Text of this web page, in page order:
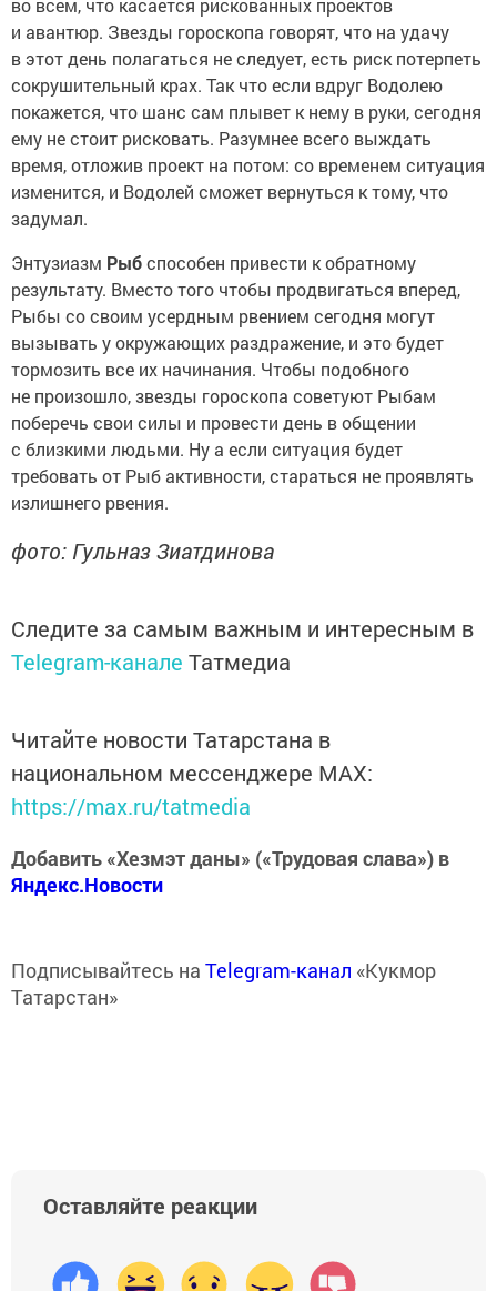
во всем, что касается рискованных проектов
и авантюр. Звезды гороскопа говорят, что на удачу
в этот день полагаться не следует, есть риск потерпеть
сокрушительный крах. Так что если вдруг Водолею
покажется, что шанс сам плывет к нему в руки, сегодня
ему не стоит рисковать. Разумнее всего выждать
время, отложив проект на потом: со временем ситуация
изменится, и Водолей сможет вернуться к тому, что
задумал.
Энтузиазм Рыбспособен привести к обратному
результату. Вместо того чтобы продвигаться вперед,
Рыбы со своим усердным рвением сегодня могут
вызывать у окружающих раздражение, и это будет
тормозить все их начинания. Чтобы подобного
не произошло, звезды гороскопа советуют Рыбам
поберечь свои силы и провести день в общении
с близкими людьми. Ну а если ситуация будет
требовать от Рыб активности, стараться не проявлять
излишнего рвения.
фото: Гульназ Зиатдинова
Следите за самым важным и интересным в
Telegram-канале Татмедиа
Читайте новости Татарстана в
национальном мессенджере MАХ:
https://max.ru/tatmedia
Добавить «Хезмэт даны» («Трудовая слава») в
Яндекс.Новости
Подписывайтесь на Telegram-канал «Кукмор
Татарстан»
Оставляйте реакции